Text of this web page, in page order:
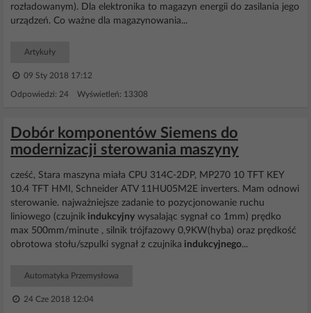
rozładowanym). Dla elektronika to magazyn energii do zasilania jego
urządzeń. Co ważne dla magazynowania...
Artykuły
09 Sty 2018 17:12
Odpowiedzi: 24 Wyświetleń: 13308
Dobór komponentów Siemens do
modernizacji sterowania maszyny
cześć, Stara maszyna miała CPU 314C-2DP, MP270 10 TFT KEY
10.4 TFT HMI, Schneider ATV 11HU05M2E inverters. Mam odnowi
sterowanie. najważniejsze zadanie to pozycjonowanie ruchu
liniowego (czujnik indukcyjny wysalając sygnał co 1mm) prędko
max 500mm/minute , silnik trójfazowy 0,9KW(hyba) oraz prędkość
obrotowa stołu/szpulki sygnał z czujnika indukcyjnego...
Automatyka Przemysłowa
24 Cze 2018 12:04